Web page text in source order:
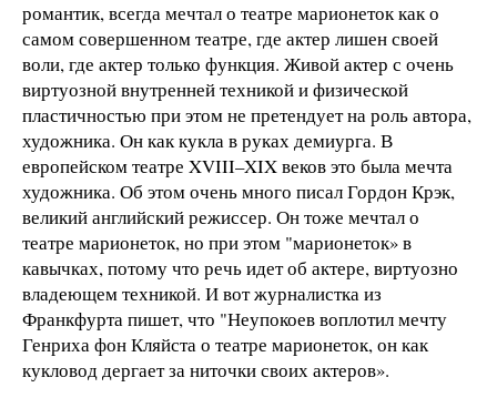
романтик, всегда мечтал о театре марионеток как о
самом совершенном театре, где актер лишен своей
воли, где актер только функция. Живой актер с очень
виртуозной внутренней техникой и физической
пластичностью при этом не претендует на роль автора,
художника. Он как кукла в руках демиурга. В
европейском театре XVIII–XIX веков это была мечта
художника. Об этом очень много писал Гордон Крэк,
великий английский режиссер. Он тоже мечтал о
театре марионеток, но при этом "марионеток» в
кавычках, потому что речь идет об актере, виртуозно
владеющем техникой. И вот журналистка из
Франкфурта пишет, что "Неупокоев воплотил мечту
Генриха фон Кляйста о театре марионеток, он как
кукловод дергает за ниточки своих актеров».